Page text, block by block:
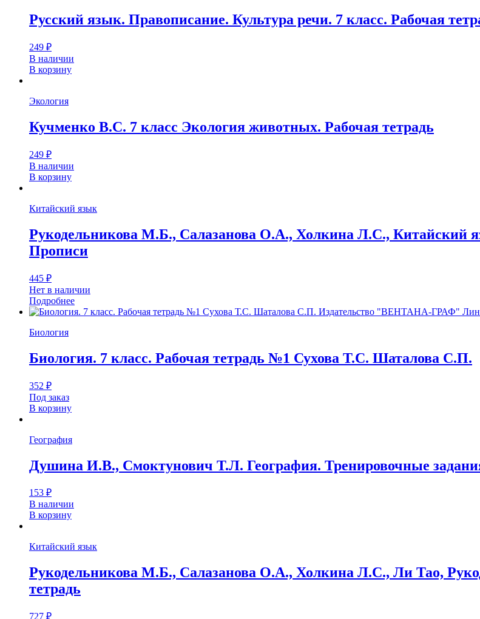
Русский язык. Правописание. Культура речи. 7 класс. Рабочая
249 ₽
В наличии
В корзину
Экология
Кучменко В.С. 7 класс Экология животных. Рабочая тетрадь
249 ₽
В наличии
В корзину
Китайский язык
Рукодельникова М.Б., Салазанова О.А., Холкина Л.С., Китайский
Прописи
445 ₽
Нет в наличии
Подробнее
Биология
Биология. 7 класс. Рабочая тетрадь №1 Сухова Т.С. Шаталова С.П.
352 ₽
Под заказ
В корзину
География
Душина И.В., Смоктунович Т.Л. География. Тренировочные
153 ₽
В наличии
В корзину
Китайский язык
Рукодельникова М.Б., Салазанова О.А., Холкина Л.С., Ли Тао,
тетрадь
727 ₽